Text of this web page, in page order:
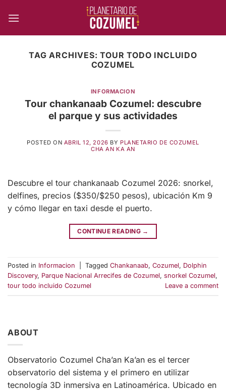
TAG ARCHIVES:TOUR TODO INCLUIDO
COZUMEL
INFORMACION
Tour chankanaab Cozumel: descubre
el parque y sus actividades
POSTED ON ABRIL 12, 2026 BY PLANETARIO DE COZUMEL
CHA AN KA AN
Descubre el tour chankanaab Cozumel 2026: snorkel,
delfines, precios ($350/$250 pesos), ubicación Km 9
y cómo llegar en taxi desde el puerto.
CONTINUE READING →
Posted in Informacion Tagged Chankanaab, Cozumel, Dolphin
Discovery, Parque Nacional Arrecifes de Cozumel, snorkel Cozumel,
tour todo incluido Cozumel
Leave a comment
ABOUT
Observatorio Cozumel Cha’an Ka’an es el tercer
observatorio del sistema y el primero en utilizar
tecnología 3D inmersiva en Latinoamérica. Ubicado en